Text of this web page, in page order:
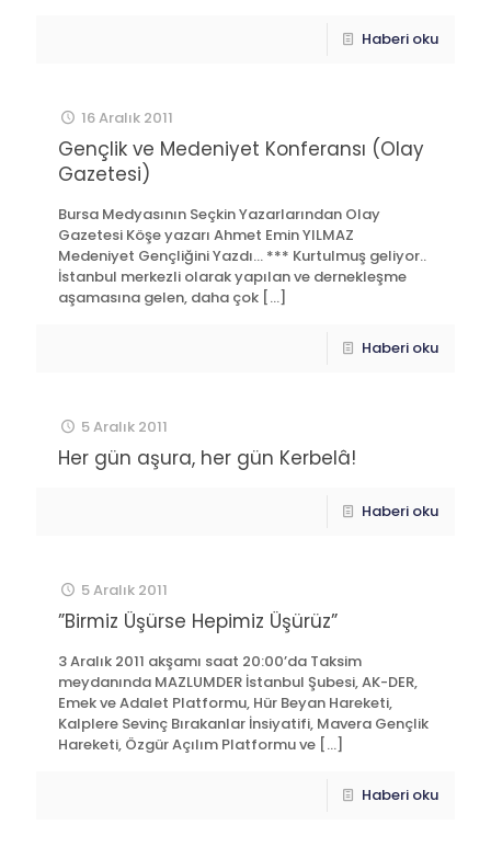
Haberi oku
16 Aralık 2011
Gençlik ve Medeniyet Konferansı (Olay
Gazetesi)
Bursa Medyasının Seçkin Yazarlarından Olay
Gazetesi Köşe yazarı Ahmet Emin YILMAZ
Medeniyet Gençliğini Yazdı… *** Kurtulmuş geliyor..
İstanbul merkezli olarak yapılan ve dernekleşme
aşamasına gelen, daha çok […]
Haberi oku
5 Aralık 2011
Her gün aşura, her gün Kerbelâ!
Haberi oku
5 Aralık 2011
”Birmiz Üşürse Hepimiz Üşürüz”
3 Aralık 2011 akşamı saat 20:00’da Taksim
meydanında MAZLUMDER İstanbul Şubesi, AK-DER,
Emek ve Adalet Platformu, Hür Beyan Hareketi,
Kalplere Sevinç Bırakanlar İnsiyatifi, Mavera Gençlik
Hareketi, Özgür Açılım Platformu ve […]
Haberi oku